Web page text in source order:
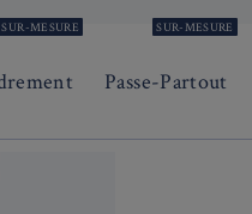
SUR-MESURE
Passe-Partout
SUR-MESURE